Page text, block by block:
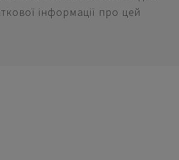
інформації про цей